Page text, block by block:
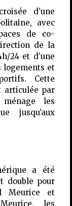
d’une
avec
de co-
de la
24 et d’une
logements et
Cette
articulée par
les
jusqu’aux
a été
double pour
Meurice et
les